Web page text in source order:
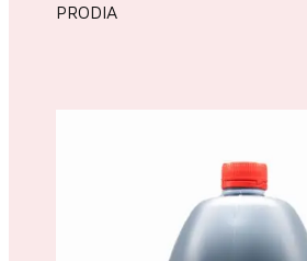
PRODIA